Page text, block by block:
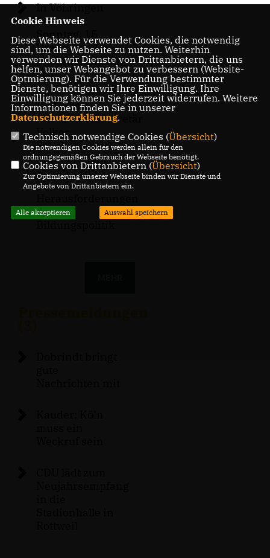
In Vöhringen
findet am
Sonntag, 15.
Dezember die
Waldweihnacht“
statt.
Dialog mit
Kultusstaatssekretär
Volker
Schebesta und
Fraktionsvize
Stefan Teufel
über die
der
Cookie Hinweis
Diese Webseite verwendet Cookies, die notwendig
sind, um die Webseite zu nutzen. Weiterhin
verwenden wir Dienste von Drittanbietern, die uns
helfen, unser Webangebot zu verbessern (Website-
Optmierung). Für die Verwendung bestimmter
Dienste, benötigen wir Ihre Einwilligung. Ihre
Einwilligung können Sie jederzeit widerrufen. Weitere
Informationen finden Sie in unserer
Datenschutzerklärung.
Technisch notwendige Cookies (Übersicht)
Die notwendigen Cookies werden allein für den
ordnungsgemäßen Gebrauch der Webseite benötigt.
Cookies von Drittanbietern (Übersicht)
Zur Optimierung unserer Webseite binden wir Dienste und
Angebote von Drittanbietern ein.
Alle akzeptieren Auswahl speichern